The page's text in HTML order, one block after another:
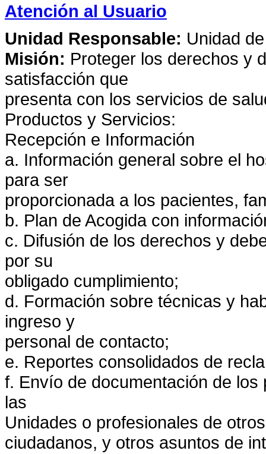
Atención al Usuario
Unidad Responsable: Unidad
Misión: Proteger los derechos y
satisfacción que
presenta con los servicios de
Productos y Servicios:
Recepción e Información
a. Información general sobre el
para ser
proporcionada a los pacientes,
b. Plan de Acogida con
c. Difusión de los derechos y
por su
obligado cumplimiento;
d. Formación sobre técnicas y
ingreso y
personal de contacto;
e. Reportes consolidados de
f. Envío de documentación de
las
Unidades o profesionales de
ciudadanos, y otros asuntos de